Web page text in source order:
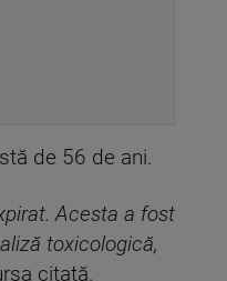
de 56 de ani.
Acesta a fost
toxicologică,
citată.